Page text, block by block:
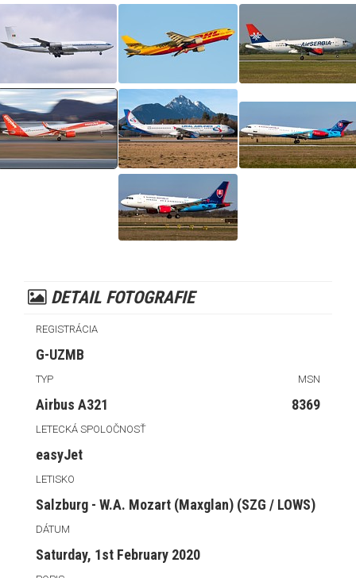
DETAIL FOTOGRAFIE
REGISTRÁCIA
G-UZMB
TYP MSN
Airbus A321 8369
LETECKÁ SPOLOČNOSŤ
easyJet
LETISKO
Salzburg - W.A. Mozart (Maxglan) (SZG / LOWS)
DÁTUM
Saturday, 1st February 2020